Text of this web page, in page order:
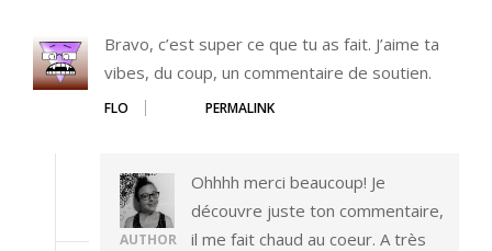
Bravo, c’est super ce que tu as fait. J’aime ta
vibes, du coup, un commentaire de soutien.
FLO PERMALINK
AUTHOR
Ohhhh merci beaucoup! Je
découvre juste ton commentaire,
il me fait chaud au coeur. A très